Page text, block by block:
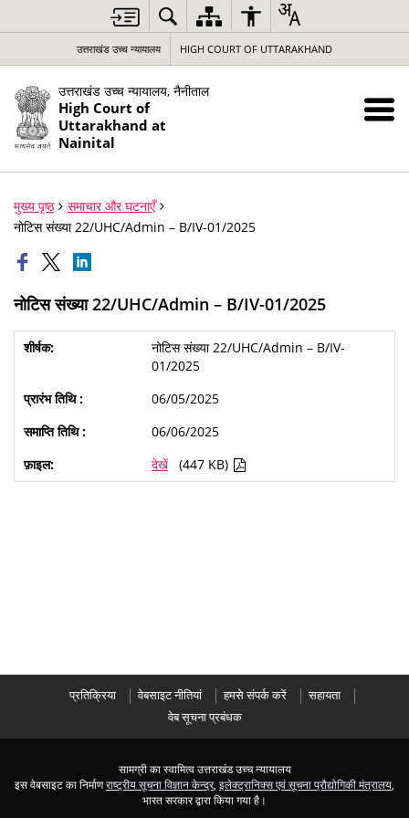
उत्तराखंड उच्च न्यायालय HIGH COURT OF UTTARAKHAND
उत्तराखंड उच्च न्यायालय, नैनीताल
High Court of
Uttarakhand at
Nainital
मुख्य पृष्ठ
समाचार और घटनाएँ
नोटिस संख्या 22/UHC/Admin – B/IV-01/2025
नोटिस संख्या 22/UHC/Admin – B/IV-01/2025
नोटिस संख्या 22/UHC/Admin – B/IV-
01/2025
06/05/2025
06/06/2025
देखें
(447 KB)
प्रतिक्रिया वेबसाइट नीतियां हमसे संपर्क करें
सहायता
वेब सूचना प्रबंधक
सामग्री का स्वामित्व उत्तराखंड उच्च न्यायालय
इस वेबसाइट का निर्माणराष्ट्रीय सूचना विज्ञान केन्द्र, इलेक्ट्रानिक्स एवं सूचना प्रौद्योगिकी मंत्रालय
भारत सरकार द्वारा किया गया है।